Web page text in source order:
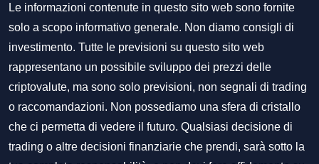
Le informazioni contenute in questo sito web sono fornite
solo a scopo informativo generale. Non diamo consigli di
investimento. Tutte le previsioni su questo sito web
rappresentano un possibile sviluppo dei prezzi delle
criptovalute, ma sono solo previsioni, non segnali di trading
o raccomandazioni. Non possediamo una sfera di cristallo
che ci permetta di vedere il futuro. Qualsiasi decisione di
trading o altre decisioni finanziarie che prendi, sarà sotto la